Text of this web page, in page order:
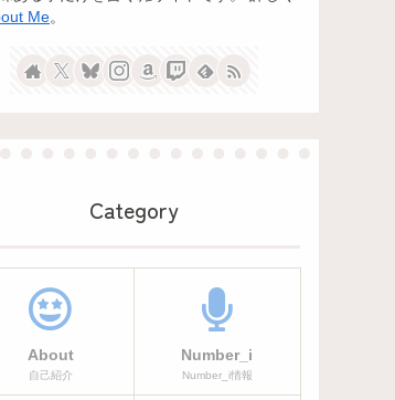
Me。
Category
About
自己紹介
Number_i
Number_i情報